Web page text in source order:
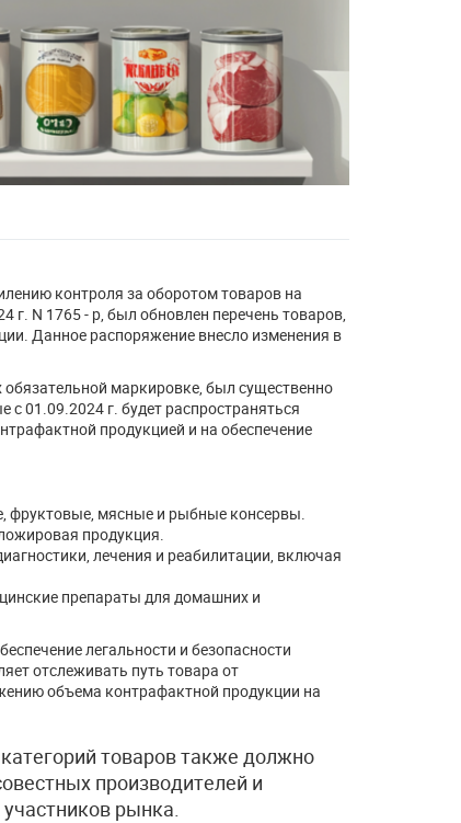
контроля за оборотом товаров на
г. N 1765 - р, был обновлен перечень товаров,
Данное распоряжение внесло изменения в
маркировке, был существенно
01.09.2024 г. будет распространяться
продукцией и на обеспечение
фруктовые, мясные и рыбные консервы.
продукция.
лечения и реабилитации, включая
препараты для домашних и
легальности и безопасности
отслеживать путь товара от
объема контрафактной продукции на
товаров также должно
производителей и
рынка.